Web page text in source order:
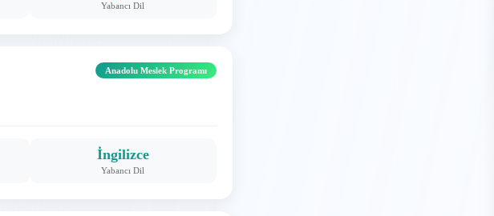
Yabancı Dil
Anadolu Meslek Programı
İngilizce
Yabancı Dil